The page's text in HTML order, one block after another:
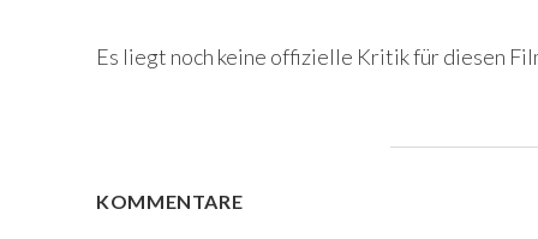
Es liegt noch keine offizielle Kritik für diesen
KOMMENTARE